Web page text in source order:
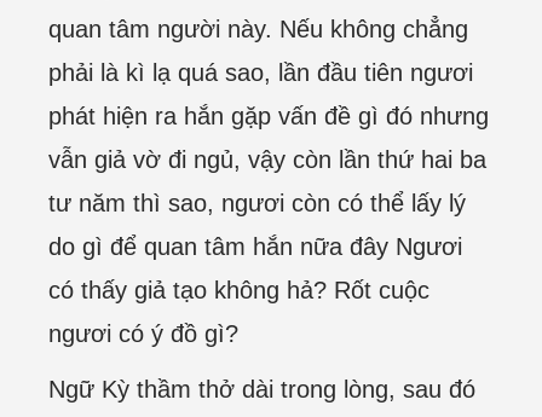
quan tâm người này. Nếu không chẳng
phải là kì lạ quá sao, lần đầu tiên ngươi
phát hiện ra hắn gặp vấn đề gì đó nhưng
vẫn giả vờ đi ngủ, vậy còn lần thứ hai ba
tư năm thì sao, ngươi còn có thể lấy lý
do gì để quan tâm hắn nữa đây Ngươi
có thấy giả tạo không hả? Rốt cuộc
ngươi có ý đồ gì?
Ngữ Kỳ thầm thở dài trong lòng, sau đó